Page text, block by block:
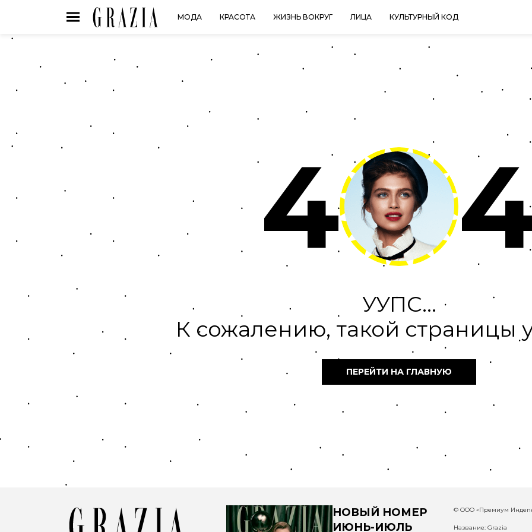
МОДА КРАСОТА ЖИЗНЬ ВОКРУГ ЛИЦА КУЛЬТУРНЫЙ КОД
4
УУПС...
К сожалению, такой страницы
ПЕРЕЙТИ НА ГЛАВНУЮ
НОВЫЙ НОМЕР
ИЮНЬ-ИЮЛЬ
© ООО «Премиум
Название: Grazia